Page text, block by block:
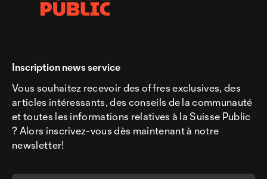
Inscription news service
Vous souhaitez recevoir des offres exclusives, des
articles intéressants, des conseils de la communauté
et toutes les informations relatives à la Suisse Public
? Alors inscrivez-vous dès maintenant à notre
newsletter!